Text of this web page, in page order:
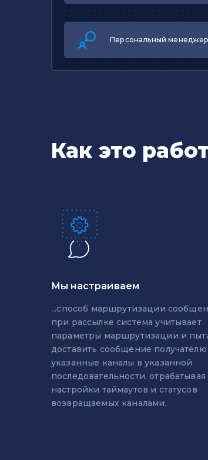
Персональный менеджер
Как это
Мы настраиваем
...способ маршрутизации
при рассылке система учитывает
параметры маршрутизации и
доставить сообщение получателю
указанные каналы в указанной
последовательности, отрабатывая
настройки таймаутов и статусов
возвращаемых каналами.